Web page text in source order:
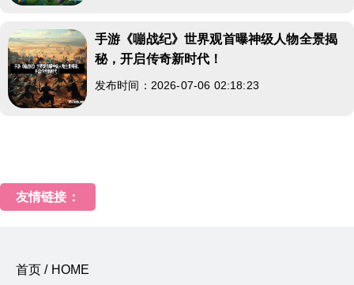
手游《嘣战纪》世界观首曝神级人物全景揭
秘，开启传奇新时代！
发布时间：2026-07-06 02:18:23
友情链接：
首页 / HOME